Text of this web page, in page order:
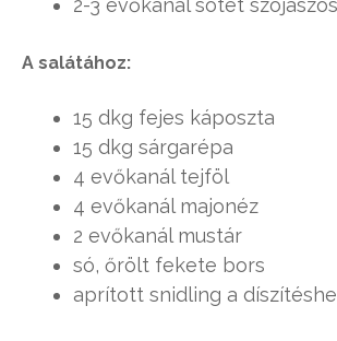
2-3 evőkanál sötét
A salátához:
15 dkg fejes káposzta
15 dkg sárgarépa
4 evőkanál tejföl
4 evőkanál majonéz
2 evőkanál mustár
só, őrölt fekete bors
aprított snidling a